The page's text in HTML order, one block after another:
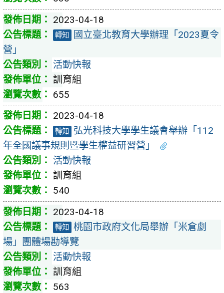
2023-04-18
轉知
國立臺北教育大學辦理「2023夏令
營」
活動快報
訓育組
655
2023-04-18
轉知
弘光科技大學學生議會舉辦「112
年全國議事規則暨學生權益研習營」
活動快報
訓育組
540
2023-04-18
轉知
桃園市政府文化局舉辦「米倉劇
場」團體場勘導覽
活動快報
訓育組
563